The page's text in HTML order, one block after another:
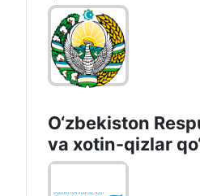
O‘zbekiston
va xotin-qizlar